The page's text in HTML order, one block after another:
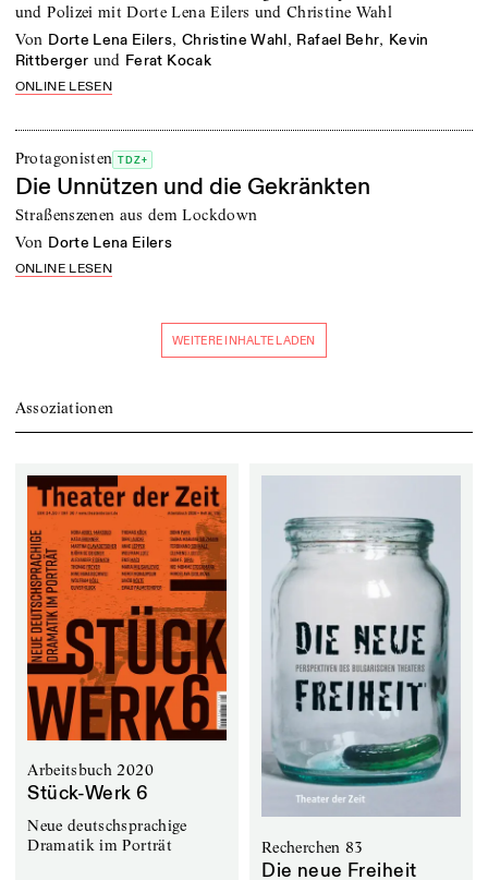
und Polizei mit Dorte Lena Eilers und Christine Wahl
von Dorte Lena Eilers, Christine Wahl, Rafael Behr, Kevin
Rittberger und Ferat Kocak
ONLINE LESEN
Protagonisten TDZ+
Die Unnützen und die Gekränkten
Straßenszenen aus dem Lockdown
von Dorte Lena Eilers
ONLINE LESEN
WEITERE INHALTE LADEN
Assoziationen
Arbeitsbuch 2020
Stück-Werk 6
Neue deutschsprachige
Dramatik im Porträt
Recherchen 83
Die neue Freiheit